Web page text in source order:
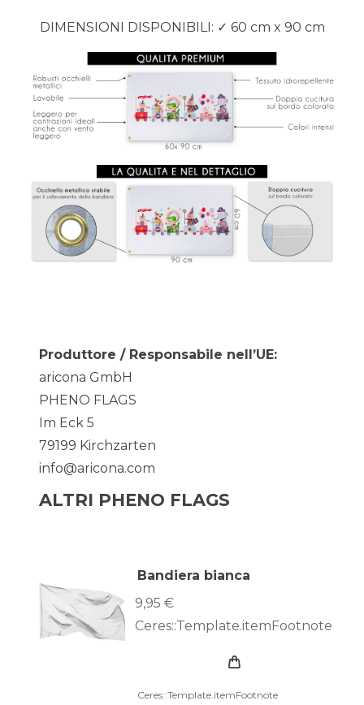
DIMENSIONI DISPONIBILI: ✓ 60 cm x 90 cm
Produttore / Responsabile nell’UE:
aricona GmbH
PHENO FLAGS
Im Eck 5
79199 Kirchzarten
info@aricona.com
ALTRI PHENO FLAGS
Bandiera bianca
9,95 €
Ceres::Template.itemFootnote
Ceres::Template.itemFootnote